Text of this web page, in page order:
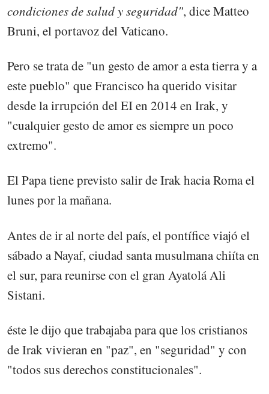
condiciones de salud y seguridad", dice Matteo
Bruni, el portavoz del Vaticano.
Pero se trata de "un gesto de amor a esta tierra y a
este pueblo" que Francisco ha querido visitar
desde la irrupción del EI en 2014 en Irak, y
"cualquier gesto de amor es siempre un poco
extremo".
El Papa tiene previsto salir de Irak hacia Roma el
lunes por la mañana.
Antes de ir al norte del país, el pontífice viajó el
sábado a Nayaf, ciudad santa musulmana chiíta en
el sur, para reunirse con el gran Ayatolá Ali
Sistani.
éste le dijo que trabajaba para que los cristianos
de Irak vivieran en "paz", en "seguridad" y con
"todos sus derechos constitucionales".